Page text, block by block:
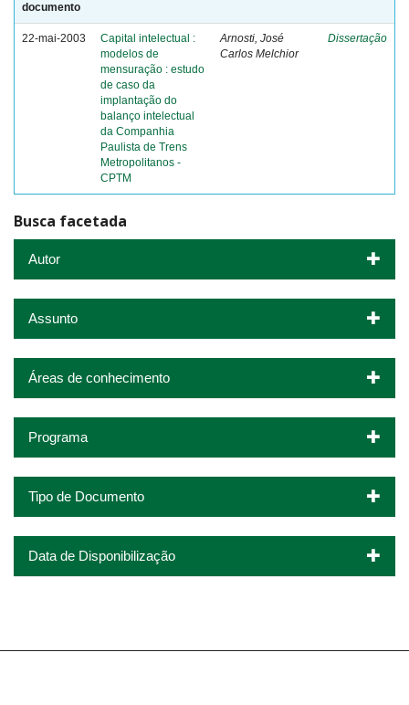
documento
22-mai-2003
Capital intelectual :
modelos de
mensuração : estudo
de caso da
implantação do
balanço intelectual
da Companhia
Paulista de Trens
Metropolitanos -
CPTM
Arnosti, José
Carlos Melchior
Dissertação
Busca facetada
Autor
Assunto
Áreas de conhecimento
Programa
Tipo de Documento
Data de Disponibilização